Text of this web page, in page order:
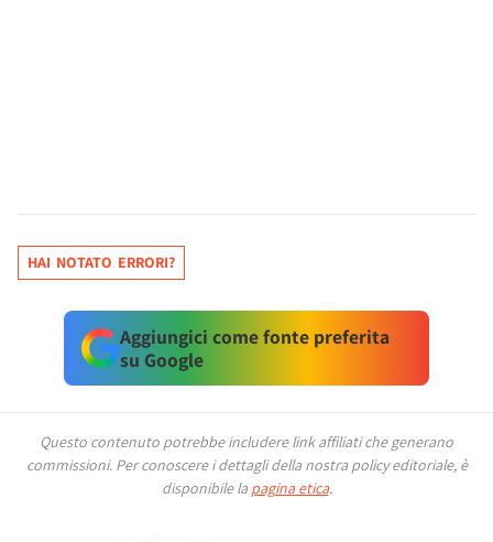
HAI NOTATO ERRORI?
Aggiungici come fonte preferita
su Google
Questo contenuto potrebbe includere link affiliati che generano
commissioni. Per conoscere i dettagli della nostra policy editoriale, è
disponibile la pagina etica.